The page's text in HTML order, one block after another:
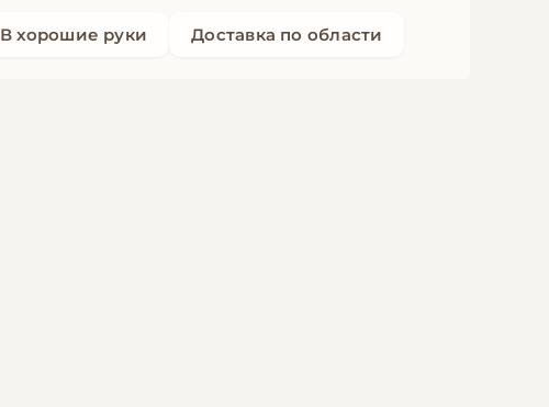
В хорошие руки Доставка по области